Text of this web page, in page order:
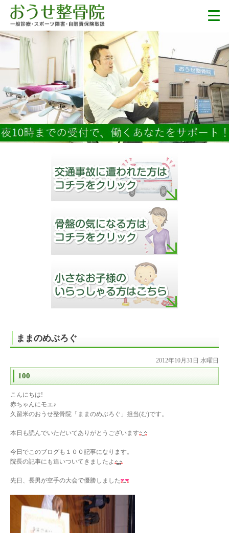
ままのめぶろぐ
2012年10月31日 水曜日
100
こんにちは!
赤ちゃんにモエ♪
久留米のおうせ整骨院「ままのめぶろぐ」担当(む)です。
本日も読んでいただいてありがとうございます
今日でこのブログも１００記事になります。
院長の記事にも追いついてきましたよ
先日、長男が空手の大会で優勝しました